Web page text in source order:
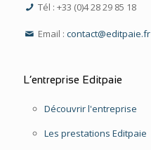
Tél : +33 (0)4 28 29 85 18
Email :contact@editpaie.fr
L’entreprise Editpaie
Découvrir l'entreprise
Les prestations Editpaie